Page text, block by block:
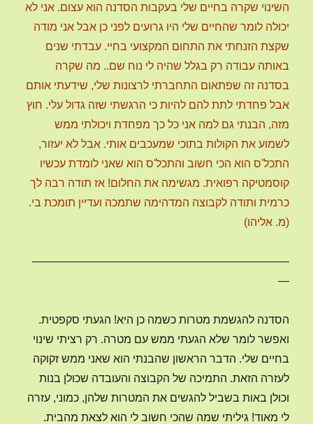
השינוי שקרה בחיים שלי בעקבות הסדנה הוא עצום. אני לא
יכולה לומר שהחיים שלי היו גרועים לפני כן אבל אני מודה
שקצת הזנחתי את התחום המקצועי בחיי. עבדתי שנים
באותה עבודה רק בגלל שהיה לי נוח שם.. מה שקרה
בסדנה זה שפתאום התחברתי לרצונות שלי, שידעתי אותם
אבל פחדתי לתת להם להיות כי הרגשתי שזה גדול עלי. חוץ
מזה, הבנתי גם למה אני כל כך מפחדת ויכולתי ממש
לשמוע את הקולות בתוכי שמעכבים אותי. אבל לא יעזור,
התכל'ס הוא הכי חשוב והתכל'ס הוא שאני לומדת עכשיו
קוסמטיקה רפואית. מגשימה את החלום! אז תודה רבה לך
כרמית ותודה לקבוצה המדהימה שתמכה ועדיין תומכת בי.
(מ. אליהו)
———————————————————————
—
הסדנה להגשמת מטרות כשמה כן היא! הגעתי סקפטית.
ואפשר לומר שלא הגעתי ממש עם מטרה. רק רציתי שינוי
בחיים שלי. הדבר הראשון שהבנתי הוא שאני ממש זקוקה
לעזרה הזאת. התמיכה של הקבוצה והעובדה שכולן בנות
וכולן באות בשביל להגשים את המטרות שלהן, כמוני, עזרה
לי מאוד! גיליתי שמה שהכי חשוב לי הוא לצאת מהבית.